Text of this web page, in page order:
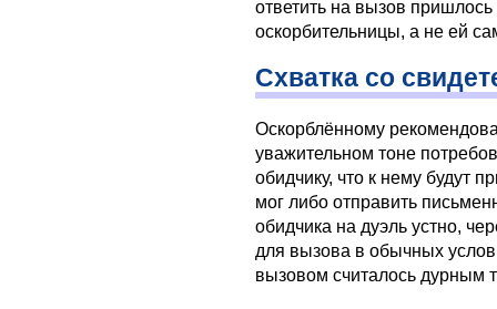
ответить на вызов
оскорбительницы, а не ей
Схватка со
Оскорблённому
уважительном тоне
обидчику, что к нему будут
мог либо отправить
обидчика на дуэль устно,
для вызова в обычных
вызовом считалось дурным